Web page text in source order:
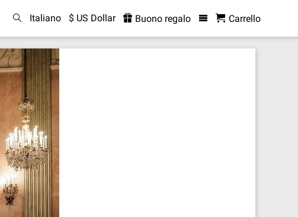
Italiano $ US Dollar Buono regalo Carrello